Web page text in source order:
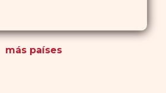
más países